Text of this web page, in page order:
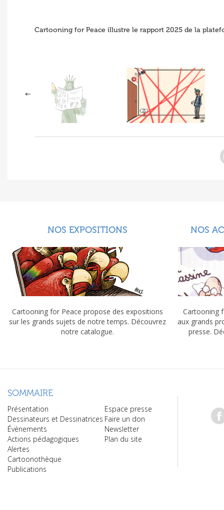
Cartooning for Peace illustre le rapport 2025 de la
NOS EXPOSITIONS
Cartooning for Peace propose des expositions
sur les grands sujets de notre temps. Découvrez
notre catalogue.
NOS
Cartooning
aux grands
presse.
SOMMAIRE
Présentation
Dessinateurs et Dessinatrices
Évènements
Actions pédagogiques
Alertes
Cartoonothèque
Publications
Espace presse
Faire un don
Newsletter
Plan du site